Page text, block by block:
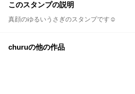
このスタンプの説明
真顔のゆるいうさぎのスタンプです☺︎
churuの他の作品